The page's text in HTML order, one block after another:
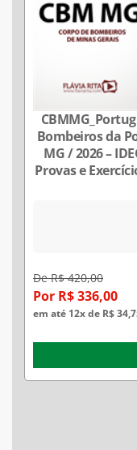
Bombeiros da
MG / 2026 –
Provas e
De R$ 420,00
Por R$ 336,00
em até 12x de R$